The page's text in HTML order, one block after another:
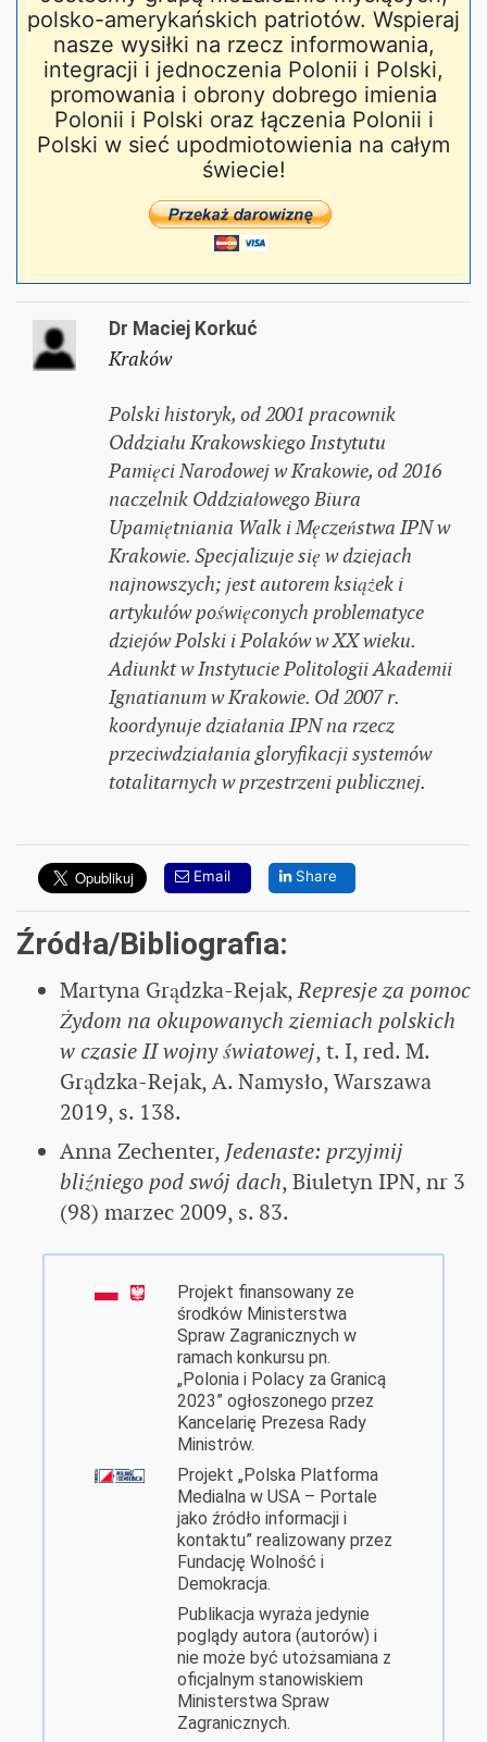
polsko-amerykańskich patriotów. Wspieraj
nasze wysiłki na rzecz informowania,
integracji i jednoczenia Polonii i Polski,
promowania i obrony dobrego imienia
Polonii i Polski oraz łączenia Polonii i
Polski w sieć upodmiotowienia na całym
świecie!
Dr Maciej Korkuć
Kraków
Polski historyk, od 2001 pracownik
Oddziału Krakowskiego Instytutu
Pamięci Narodowej w Krakowie, od 2016
naczelnik Oddziałowego Biura
Upamiętniania Walk i Męczeństwa IPN w
Krakowie. Specjalizuje się w dziejach
najnowszych; jest autorem książek i
artykułów poświęconych problematyce
dziejów Polski i Polaków w XX wieku.
Adiunkt w Instytucie Politologii Akademii
Ignatianum w Krakowie. Od 2007 r.
koordynuje działania IPN na rzecz
przeciwdziałania gloryfikacji systemów
totalitarnych w przestrzeni publicznej.
Email Share
Źródła/Bibliografia:
Martyna Grądzka-Rejak,Represje za pomoc
Żydom na okupowanych ziemiach polskich
w czasie II wojny światowej, t. I, red. M.
Grądzka-Rejak, A. Namysło, Warszawa
2019, s. 138.
Anna Zechenter, Jedenaste: przyjmij
bliźniego pod swój dach, Biuletyn IPN, nr 3
(98) marzec 2009, s. 83.
Projekt finansowany ze
środków Ministerstwa
Spraw Zagranicznych w
ramach konkursu pn.
„Polonia i Polacy za Granicą
2023” ogłoszonego przez
Kancelarię Prezesa Rady
Ministrów.
Projekt „Polska Platforma
Medialna w USA – Portale
jako źródło informacji i
kontaktu” realizowany przez
Fundację Wolność i
Demokracja.
Publikacja wyraża jedynie
poglądy autora (autorów) i
nie może być utożsamiana z
oficjalnym stanowiskiem
Ministerstwa Spraw
Zagranicznych.